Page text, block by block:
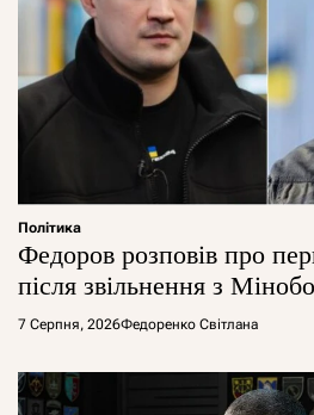
Політика
Федоров розповів про
після звільнення з
7 Серпня, 2026Федоренко Світлана